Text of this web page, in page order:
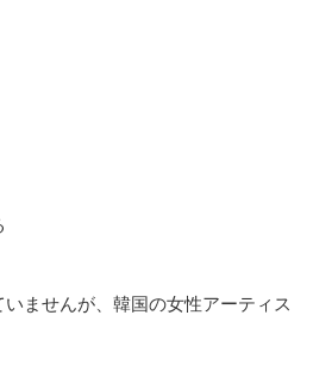
ませんが、韓国の女性アーティス